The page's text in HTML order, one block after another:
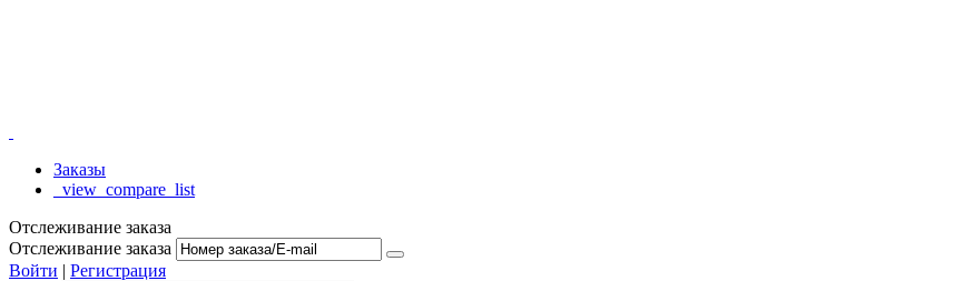
Заказы
_view_compare_list
Отслеживание заказа
Отслеживание заказа
Войти | Регистрация